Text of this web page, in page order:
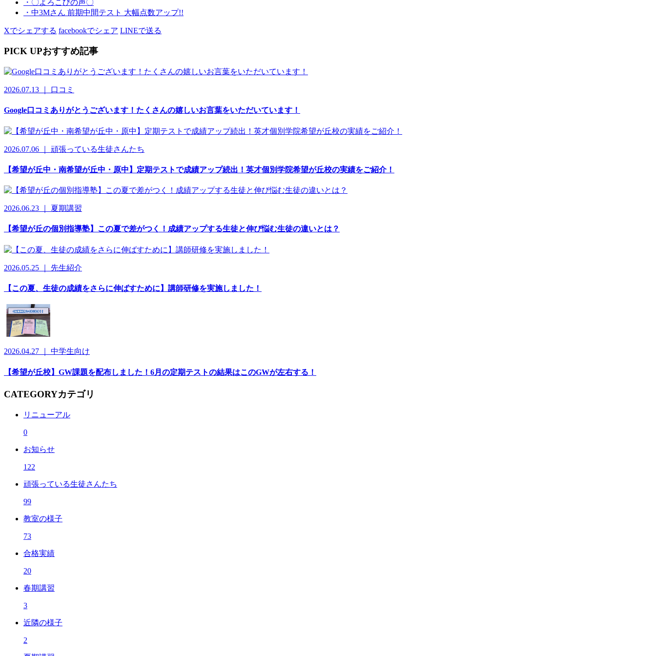
・〇よろこびの声〇
・中3Mさん 前期中間テスト 大幅点数アップ!!
Xでシェアする facebookでシェア LINEで送る
PICK UPおすすめ記事
2026.07.13 ｜ 口コミ
Google口コミありがとうございます！たくさんの嬉しいお言葉をいただいています！
2026.07.06 ｜ 頑張っている生徒さんたち
【希望が丘中・南希望が丘中・原中】定期テストで成績アップ続出！英才個別学院希望が丘校の実績をご紹介！
2026.06.23 ｜ 夏期講習
【希望が丘の個別指導塾】この夏で差がつく！成績アップする生徒と伸び悩む生徒の違いとは？
2026.05.25 ｜ 先生紹介
【この夏、生徒の成績をさらに伸ばすために】講師研修を実施しました！
2026.04.27 ｜ 中学生向け
【希望が丘校】GW課題を配布しました！6月の定期テストの結果はこのGWが左右する！
CATEGORYカテゴリ
リニューアル
0
お知らせ
122
頑張っている生徒さんたち
99
教室の様子
73
合格実績
20
春期講習
3
近隣の様子
2